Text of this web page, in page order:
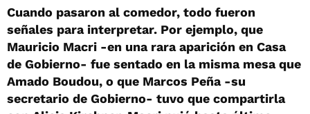
Cuando pasaron al comedor, todo fueron
señales para interpretar. Por ejemplo, que
Mauricio Macri -en una rara aparición en Casa
de Gobierno- fue sentado en la misma mesa que
Amado Boudou, o que Marcos Peña -su
secretario de Gobierno- tuvo que compartirla